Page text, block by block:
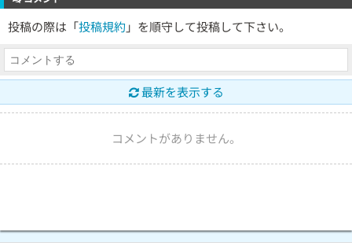
投稿の際は「投稿規約 」を順守して投稿して下さい。
最新を表示する
コメントがありません。